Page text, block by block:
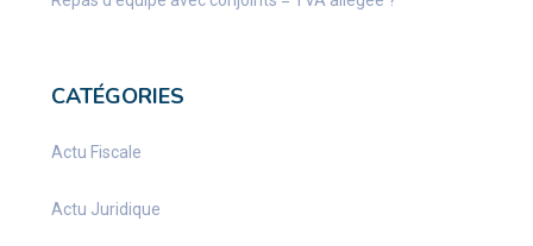
CATÉGORIES
Actu Fiscale
Actu Juridique